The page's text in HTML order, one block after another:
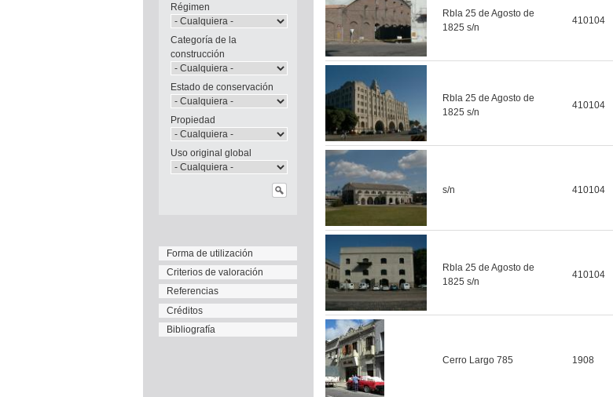
Rbla 25 de Agosto de
1825 s/n
410104
Rbla 25 de Agosto de
1825 s/n
410104
s/n 410104
Rbla 25 de Agosto de
1825 s/n
410104
Cerro Largo 785 1908
Régimen
Categoría de la
construcción
Estado de conservación
Propiedad
Uso original global
Forma de utilización
Criterios de valoración
Referencias
Créditos
Bibliografía